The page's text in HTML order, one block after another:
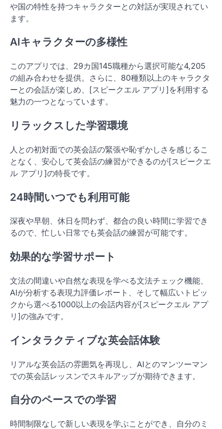
や国の特性を持つキャラクターとの対話が実現されてい
ます。
AIキャラクターの多様性
このアプリでは、29カ国145職種から選択可能な4,205
の組み合わせを提供。さらに、80種類以上のキャラクタ
ーとの会話が楽しめ、[スピークエル アプリ]を利用する
魅力の一つとなっています。
リラックスした学習環境
人との初対面での英会話の緊張や恥ずかしさを感じるこ
となく、安心して英会話の練習ができるのが[スピークエ
ル アプリ]の特長です。
24時間いつでも利用可能
深夜や早朝、休日を問わず、都合の良い時間に学習でき
るので、忙しい日常でも英会話の練習が可能です。
効果的な学習サポート
文法の間違いや自然な表現を学べる文法チェック機能、
AIが分析する表現力評価レポート、そして幅広いトピッ
クから選べる1000以上の会話内容が[スピークエル アプ
リ]の強みです。
インタラクティブな英会話体験
リアルな英会話の雰囲気を再現し、AIとのマンツーマン
での英会話レッスンでスキルアップが期待できます。
自分のペースでの学習
時間制限なしで新しい表現を学ぶことができ、自分のミ